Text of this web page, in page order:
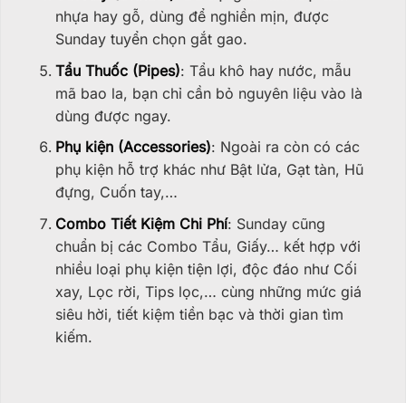
nhựa hay gỗ, dùng để nghiền mịn, được
Sunday tuyển chọn gắt gao.
Tẩu Thuốc (Pipes): Tẩu khô hay nước, mẫu
mã bao la, bạn chỉ cần bỏ nguyên liệu vào là
dùng được ngay.
Phụ kiện (Accessories): Ngoài ra còn có các
phụ kiện hỗ trợ khác như Bật lửa, Gạt tàn, Hũ
đựng, Cuốn tay,…
Combo Tiết Kiệm Chi Phí: Sunday cũng
chuẩn bị các Combo Tẩu, Giấy… kết hợp với
nhiều loại phụ kiện tiện lợi, độc đáo như Cối
xay, Lọc rời, Tips lọc,… cùng những mức giá
siêu hời, tiết kiệm tiền bạc và thời gian tìm
kiếm.